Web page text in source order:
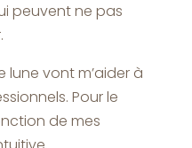
peuvent ne pas
lune vont m’aider à
Pour le
de mes